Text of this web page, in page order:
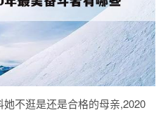
不逛是还是合格的母亲,2020